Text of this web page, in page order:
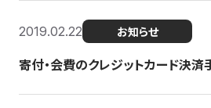
2019.02.22 お知らせ
寄付・会費のクレジットカード決済